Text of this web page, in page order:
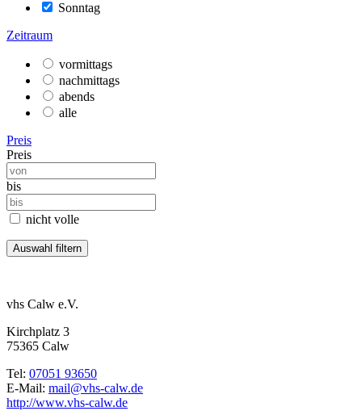
Sonntag
Zeitraum
vormittags
nachmittags
abends
alle
Preis
Preis
bis
nicht volle
vhs Calw e.V.
Kirchplatz 3
75365 Calw
Tel: 07051 93650
E-Mail: mail@vhs-calw.de
http://www.vhs-calw.de